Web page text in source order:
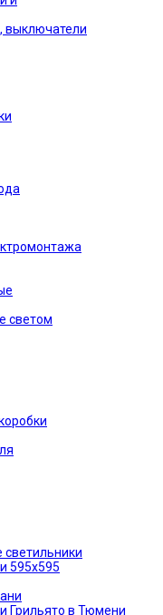
выключатели
светом
595х595
Грильято в Тюмени